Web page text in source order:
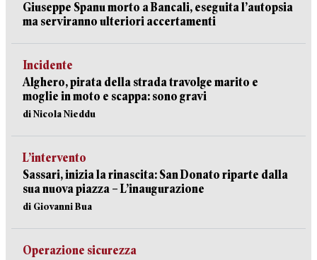
Giuseppe Spanu morto a Bancali, eseguita l’autopsia
ma serviranno ulteriori accertamenti
Incidente
Alghero, pirata della strada travolge marito e
moglie in moto e scappa: sono gravi
di Nicola Nieddu
L’intervento
Sassari, inizia la rinascita: San Donato riparte dalla
sua nuova piazza – L’inaugurazione
di Giovanni Bua
Operazione sicurezza